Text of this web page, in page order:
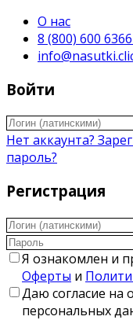
О нас
8 (800) 600
Войти
Нет аккаунта?
пароль?
Регистрация
Я ознакомлен и
Оферты и
Даю согласие на
персональных